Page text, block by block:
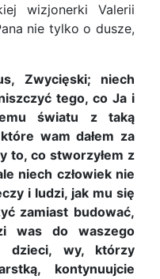
wizjonerki Valerii
nie tylko o dusze,
Zwycięski; niech
tego, co Ja i
światu z taką
wam dałem za
to, co stworzyłem z
niech człowiek nie
i ludzi, jak mu się
zamiast budować,
was do waszego
dzieci, wy, którzy
kontynuujcie